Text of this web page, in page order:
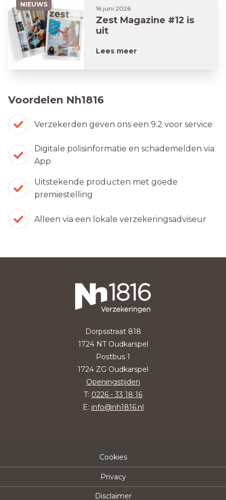
NIEUWS
16 juni 2026
Zest Magazine #12 is
uit
Lees meer
Voordelen Nh1816
Verzekerden geven ons een 9.2 voor service
Digitale polisinformatie en schademelden via
App
Uitstekende producten met goede
premiestelling
Alleen via een lokale verzekeringsadviseur
Dorpsstraat 818
1724 NT Oudkarspel
Postbus 1
1724 ZG Oudkarspel
Openingstijden
T: 0226 - 33 18 16
E: info@nh1816.nl
Cookies
Privacy
Disclaimer